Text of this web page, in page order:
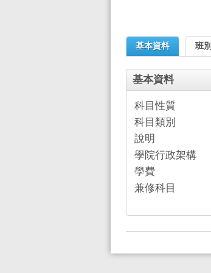
基本資料 班別
基本資料
科目性質
科目類別
說明
學院行政架構
學費
兼修科目